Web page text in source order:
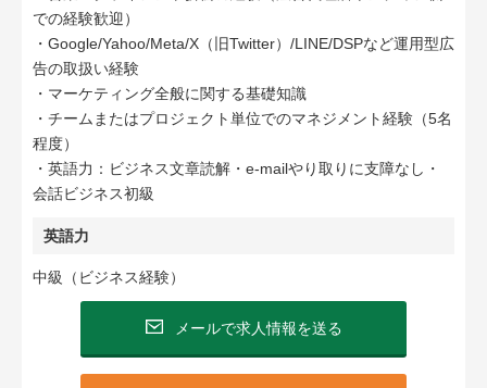
での経験歓迎）
・Google/Yahoo/Meta/X（旧Twitter）/LINE/DSPなど運用型広
告の取扱い経験
・マーケティング全般に関する基礎知識
・チームまたはプロジェクト単位でのマネジメント経験（5名
程度）
・英語力：ビジネス文章読解・e-mailやり取りに支障なし・
会話ビジネス初級
英語力
中級（ビジネス経験）
メールで求人情報を送る